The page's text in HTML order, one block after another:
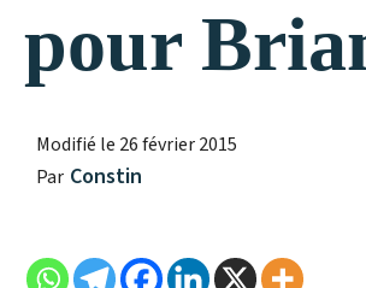
pour
Modifié le 26 février 2015
Par Constin